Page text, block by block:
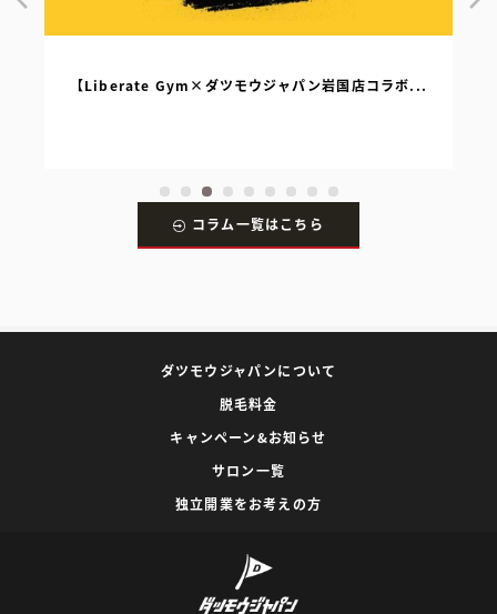
【Liberate Gym×ダツモウジャパン岩国店コラボ...
コラム一覧はこちら
ダツモウジャパンについて
脱毛料金
キャンペーン&お知らせ
サロン一覧
独立開業をお考えの方